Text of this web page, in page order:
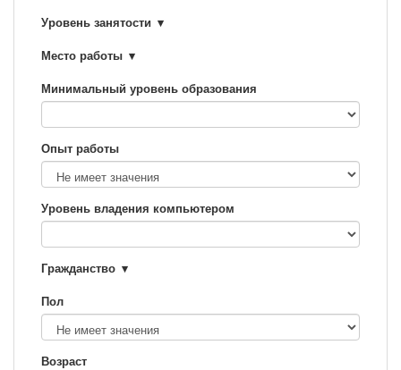
Уровень занятости
Место работы
Минимальный уровень образования
Опыт работы
Уровень владения компьютером
Гражданство
Пол
Возраст